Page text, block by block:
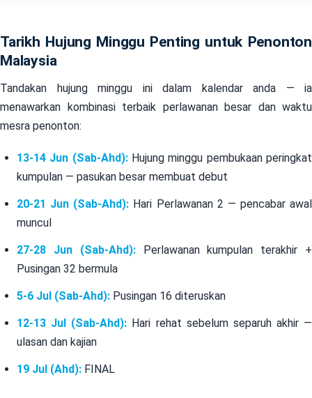
Tarikh Hujung Minggu Penting untuk Penonton
Malaysia
Tandakan hujung minggu ini dalam kalendar anda — ia
menawarkan kombinasi terbaik perlawanan besar dan waktu
mesra penonton:
13-14 Jun (Sab-Ahd):Hujung minggu pembukaan peringkat
kumpulan — pasukan besar membuat debut
20-21 Jun (Sab-Ahd): Hari Perlawanan 2 — pencabar awal
muncul
27-28 Jun (Sab-Ahd):Perlawanan kumpulan terakhir +
Pusingan 32 bermula
5-6 Jul (Sab-Ahd): Pusingan 16 diteruskan
12-13 Jul (Sab-Ahd): Hari rehat sebelum separuh akhir —
ulasan dan kajian
19 Jul (Ahd): FINAL